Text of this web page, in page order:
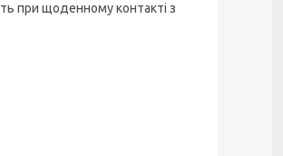
при щоденному контакті з